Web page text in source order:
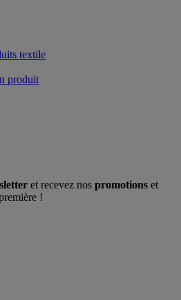
textile
produit
et recevez nos promotions et
!